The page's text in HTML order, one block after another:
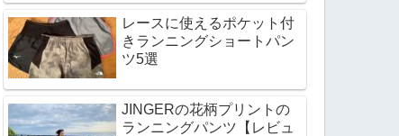
レースに使えるポケット付
きランニングショートパン
ツ5選
JINGERの花柄プリントの
ランニングパンツ【レビュ